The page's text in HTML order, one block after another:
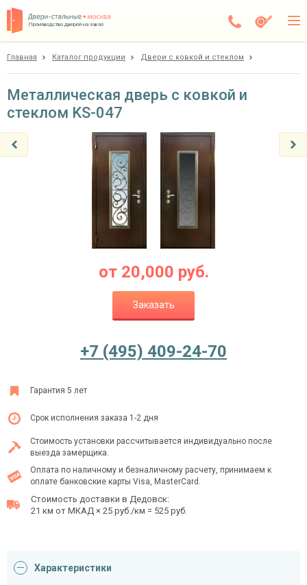
Производство дверей на заказ
Доставка
Установка
Покупателям
Ежедневно с 08:00 до 24:00
Дедовск
Главная Каталог продукции Двери с ковкой и стеклом
Металлическая дверь с ковкой и
стеклом KS-047
от 20,000 руб.
Заказать
+7 (495) 409-24-70
Гарантия 5 лет
Срок исполнения заказа 1-2 дня
Стоимость установки рассчитывается индивидуально после
выезда замерщика.
Оплата по наличному и безналичному расчету, принимаем к
оплате банковские карты Visa, MasterCard.
Стоимость доставки в Дедовск:
21 км от МКАД × 25 руб./км = 525 руб.
Характеристики